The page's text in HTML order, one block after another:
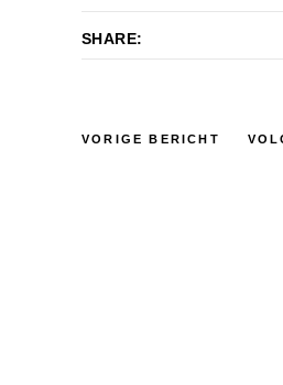
SHARE:
VORIGE BERICHT